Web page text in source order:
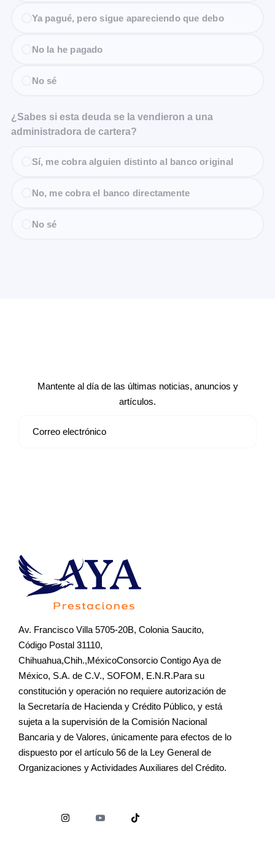
Ya pagué, pero sigue apareciendo que debo
No la he pagado
No sé
¿Sabes si esta deuda se la vendieron a una
administradora de cartera?
Sí, me cobra alguien distinto al banco original
No, me cobra el banco directamente
No sé
Mantente al día de las últimas noticias, anuncios y
artículos.
Av. Francisco Villa 5705-20B, Colonia Saucito,
Código Postal 31110,
Chihuahua,Chih.,MéxicoConsorcio Contigo Aya de
México, S.A. de C.V., SOFOM, E.N.R.Para su
constitución y operación no requiere autorización de
la Secretaría de Hacienda y Crédito Público, y está
sujeta a la supervisión de la Comisión Nacional
Bancaria y de Valores, únicamente para efectos de lo
dispuesto por el artículo 56 de la Ley General de
Organizaciones y Actividades Auxiliares del Crédito.